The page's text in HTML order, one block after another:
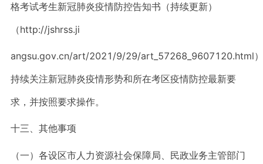
格考试考生新冠肺炎疫情防控告知书（持续更新）
（http://jshrss.ji
angsu.gov.cn/art/2021/9/29/art_57268_9607120.html
持续关注新冠肺炎疫情形势和所在考区疫情防控最新要
求，并按照要求操作。
十三、其他事项
（一）各设区市人力资源社会保障局、民政业务主管部门